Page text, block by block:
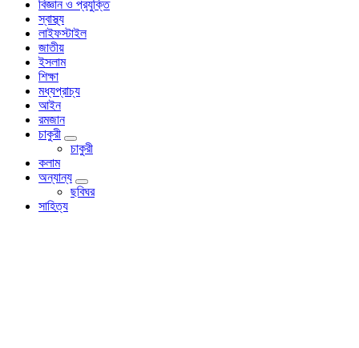
বিজ্ঞান ও প্রযুক্তি
স্বাস্থ্য
লাইফস্টাইল
জাতীয়
ইসলাম
শিক্ষা
মধ্যপ্রাচ্য
আইন
রমজান
চাকুরী
চাকুরী
কলাম
অন্যান্য
ছবিঘর
সাহিত্য